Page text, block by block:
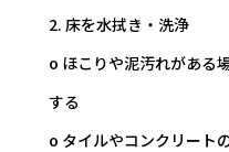
2. 床を水拭き・洗浄
o ほこりや泥汚れがある
する
o タイルやコンクリート